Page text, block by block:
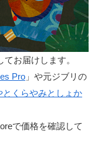
お届けします。
Pro 」や元ジブリの
とくらやみとしょか
で価格を確認して